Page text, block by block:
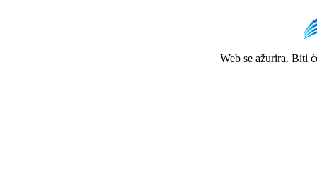
Web se ažurira. Biti